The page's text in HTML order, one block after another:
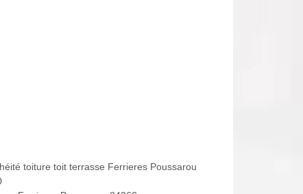
toiture toit terrasse Ferrieres Poussarou